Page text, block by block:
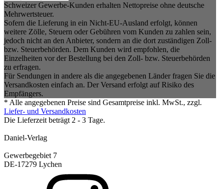
Schweizer Gewerbe-Kunden erhalten Nettopreise ohne deutsche
Mehrwertsteuer.
Sofern die Lieferung in ein Nicht-EU-Ausland erfolgt, können
weitere Zölle, Steuern oder Gebühren vom Kunden zu zahlen sein,
jedoch nicht an den Anbieter, sondern an die dort zuständigen Zoll-
bzw. Steuerbehörden. Dem Kunden wird empfohlen, die
Einzelheiten vor der Bestellung bei den Zoll- bzw. Steuerbehörden
zu erfragen.
Für Sendungen in andere als die angegebenen Länder fragen Sie die
Versandkosten einfach an. Der Versand erfolgt auf Risiko des
Empfängers.
* Alle angegebenen Preise sind Gesamtpreise inkl. MwSt., zzgl.
Liefer- und Versandkosten
Die Lieferzeit beträgt 2 - 3 Tage.
Daniel-Verlag
Gewerbegebiet 7
DE-17279 Lychen